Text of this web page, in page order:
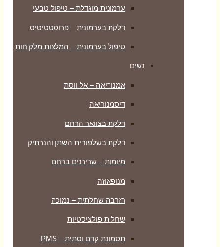
ערמונית מוגדלת – טיפול טבעי
דלקת בערמונית – פרוסטטיטיס
טיפול בערמונית – המלצות מלקוחות
נשים
אמנוריאה – אל ווסת
דיסמנוריאה
דלקת בצוואר הרחם
דלקת בשלפוחית השתן והנרתיק
מיומות – שרירנים ברחם
מנופאוזה
רזרבה שחלתית – נמוכה
שחלות פולציסטיות
תסמונת קדם וסתית – PMS